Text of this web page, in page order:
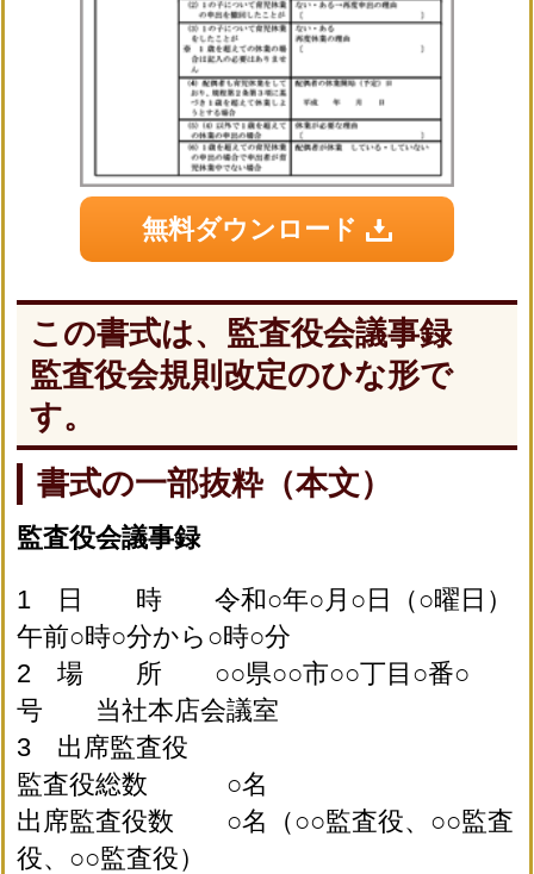
無料ダウンロード
この書式は、監査役会議事録
監査役会規則改定のひな形で
す。
書式の一部抜粋（本文）
監査役会議事録
1 日 時 令和○年○月○日（○曜日）
午前○時○分から○時○分
2 場 所 ○○県○○市○○丁目○番○
号 当社本店会議室
3 出席監査役
監査役総数 ○名
出席監査役数 ○名（○○監査役、○○監査
役、○○監査役）